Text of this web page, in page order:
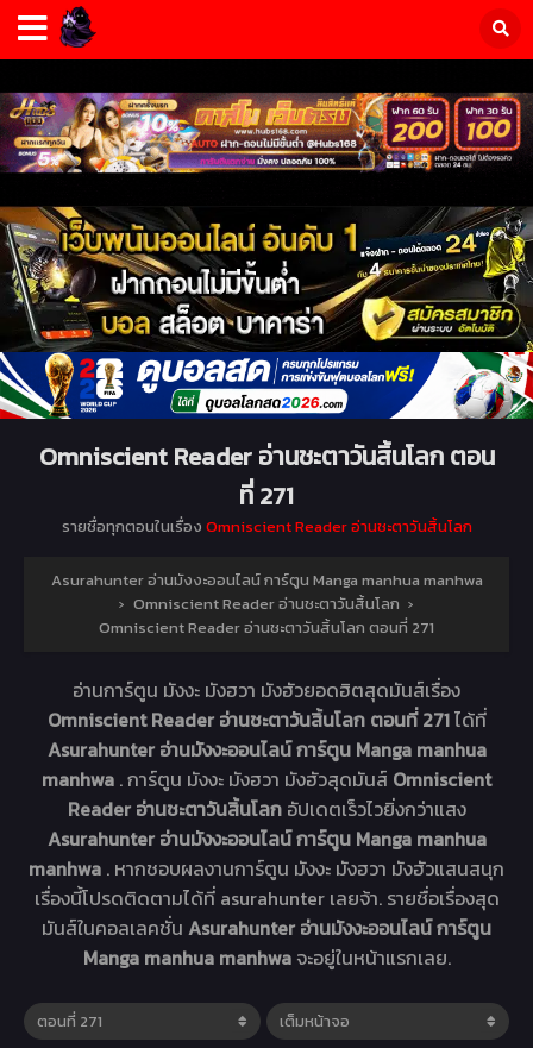
Omniscient Reader อ่านชะตาวันสิ้นโลก ตอน
ที่ 271
รายชื่อทุกตอนในเรื่อง Omniscient Reader อ่านชะตาวันสิ้นโลก
Asurahunter อ่านมังงะออนไลน์ การ์ตูน Manga manhua manhwa
› Omniscient Reader อ่านชะตาวันสิ้นโลก ›
Omniscient Reader อ่านชะตาวันสิ้นโลก ตอนที่ 271
อ่านการ์ตูน มังงะ มังฮวา มังฮัวยอดฮิตสุดมันส์เรื่อง
Omniscient Reader อ่านชะตาวันสิ้นโลก ตอนที่ 271ได้ที่
Asurahunter อ่านมังงะออนไลน์ การ์ตูน Manga manhua
manhwa . การ์ตูน มังงะ มังฮวา มังฮัวสุดมันส์ Omniscient
Reader อ่านชะตาวันสิ้นโลก อัปเดตเร็วไวยิ่งกว่าแสง
Asurahunter อ่านมังงะออนไลน์ การ์ตูน Manga manhua
manhwa . หากชอบผลงานการ์ตูน มังงะ มังฮวา มังฮัวแสนสนุก
เรื่องนี้โปรดติดตามได้ที่ asurahunter เลยจ้า. รายชื่อเรื่องสุด
มันส์ในคอลเลคชั่น Asurahunter อ่านมังงะออนไลน์ การ์ตูน
Manga manhua manhwa จะอยู่ในหน้าแรกเลย.